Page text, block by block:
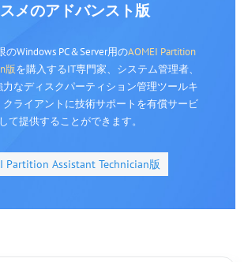
メのアドバンスト版
Windows PC＆Server用のAOMEI Partition
版を購入するIT専門家、システム管理者、
なディスクパーティション管理ツールキ
クライアントに技術サポートを有償サービ
て提供することができます。
Partition Assistant Technician版